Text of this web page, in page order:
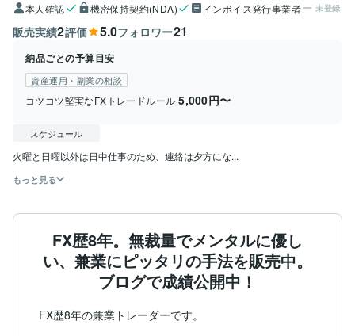
本人確認 機密保持契約(NDA) インボイス発行事業者 未登録
販売実績2評価 5.0フォロワー21
納品ごとの予算目安
資産運用・副業の相談
コツコツ堅実なFXトレードルール 5,000円〜
スケジュール
火曜と日曜以外は日中仕事のため、連絡は夕方にな...
もっと見る
FX歴8年。無裁量でメンタルに優し
い、兼業にピッタリの手法を販売中。
ブログで成績公開中！
FX歴8年の兼業トレーダーです。